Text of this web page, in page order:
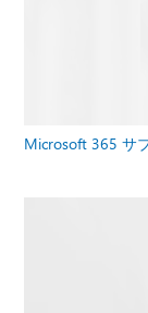
Microsoft 365 サ